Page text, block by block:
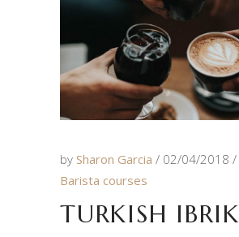
by Sharon Garcia
02/04/2018
Barista courses
TURKISH IBRIK